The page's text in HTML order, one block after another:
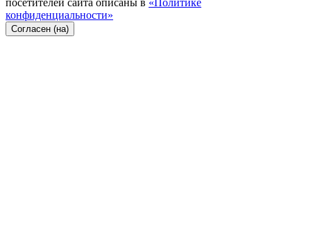
конфиденциальности»
Согласен (на)